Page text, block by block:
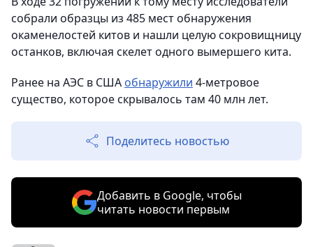
собрали образцы из 485 мест обнаружения
окаменелостей китов и нашли целую сокровищницу
останков, включая скелет одного вымершего кита.
Ранее на АЭС в США обнаружили 4-метровое
существо, которое скрывалось там 40 млн лет.
Поделитесь новостью
Добавить в Google, чтобы
читать новости первым